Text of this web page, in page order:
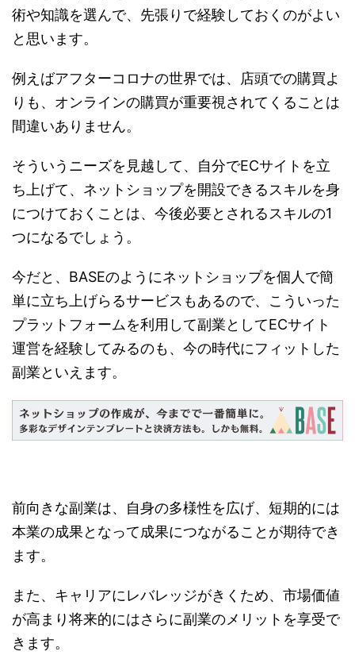
術や知識を選んで、先張りで経験しておくのがよい
と思います。
例えばアフターコロナの世界では、店頭での購買よ
りも、オンラインの購買が重要視されてくることは
間違いありません。
そういうニーズを見越して、自分でECサイトを立
ち上げて、ネットショップを開設できるスキルを身
につけておくことは、今後必要とされるスキルの1
つになるでしょう。
今だと、BASEのようにネットショップを個人で簡
単に立ち上げらるサービスもあるので、こういった
プラットフォームを利用して副業としてECサイト
運営を経験してみるのも、今の時代にフィットした
副業といえます。
前向きな副業は、自身の多様性を広げ、短期的には
本業の成果となって成果につながることが期待でき
ます。
また、キャリアにレバレッジがきくため、市場価値
が高まり将来的にはさらに副業のメリットを享受で
きます。